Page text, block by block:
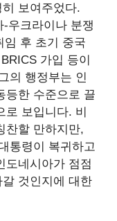
보여주었다.
우크라이나 분쟁
임 후 초기 중국
가입 등이
의 행정부는 인
등한 수준으로 끌
로 보입니다. 비
찬할 만하지만,
통령이 복귀하고
도네시아가 점점
것인지에 대한